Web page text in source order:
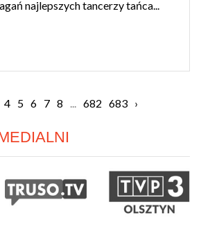
najlepszych tancerzy tańca...
4 5 6 7 8 ... 682 683 ›